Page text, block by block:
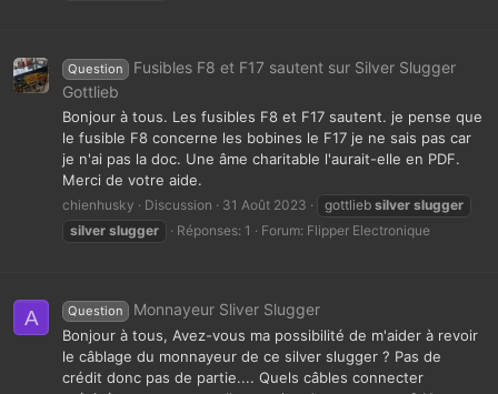
Question
Fusibles F8 et F17 sautent sur Silver Slugger
Gottlieb
Bonjour à tous. Les fusibles F8 et F17 sautent. je pense que
le fusible F8 concerne les bobines le F17 je ne sais pas car
je n'ai pas la doc. Une âme charitable l'aurait-elle en PDF.
Merci de votre aide.
chienhusky Discussion 31 Août 2023 gottlieb silver slugger
silver slugger Réponses: 1 Forum: Flipper Electronique
A Question Monnayeur Sliver Slugger
Bonjour à tous, Avez-vous ma possibilité de m'aider à revoir
le câblage du monnayeur de ce silver slugger ? Pas de
crédit donc pas de partie.... Quels câbles connecter